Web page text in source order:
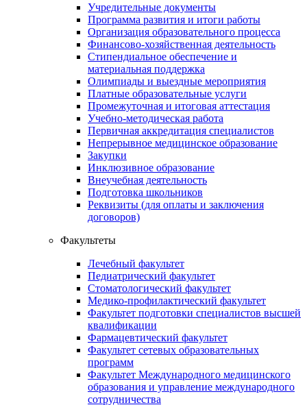
Учредительные документы
Программа развития и итоги работы
Организация образовательного процесса
Финансово-хозяйственная деятельность
Стипендиальное обеспечение и
материальная поддержка
Олимпиады и выездные мероприятия
Платные образовательные услуги
Промежуточная и итоговая аттестация
Учебно-методическая работа
Первичная аккредитация специалистов
Непрерывное медицинское образование
Закупки
Инклюзивное образование
Внеучебная деятельность
Подготовка школьников
Реквизиты (для оплаты и заключения
договоров)
Факультеты
Лечебный факультет
Педиатрический факультет
Стоматологический факультет
Медико-профилактический факультет
Факультет подготовки специалистов высшей
квалификации
Фармацевтический факультет
Факультет сетевых образовательных
программ
Факультет Международного медицинского
образования и управление международного
сотрудничества